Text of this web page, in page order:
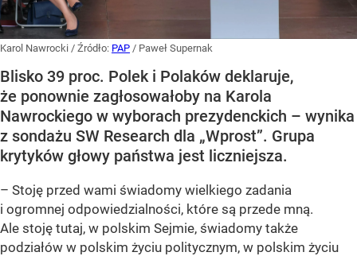
Karol Nawrocki / Źródło: PAP / Paweł Supernak
Blisko 39 proc. Polek i Polaków deklaruje,
że ponownie zagłosowałoby na Karola
Nawrockiego w wyborach prezydenckich – wynika
z sondażu SW Research dla „Wprost”. Grupa
krytyków głowy państwa jest liczniejsza.
– Stoję przed wami świadomy wielkiego zadania
i ogromnej odpowiedzialności, które są przede mną.
Ale stoję tutaj, w polskim Sejmie, świadomy także
podziałów w polskim życiu politycznym, w polskim życiu